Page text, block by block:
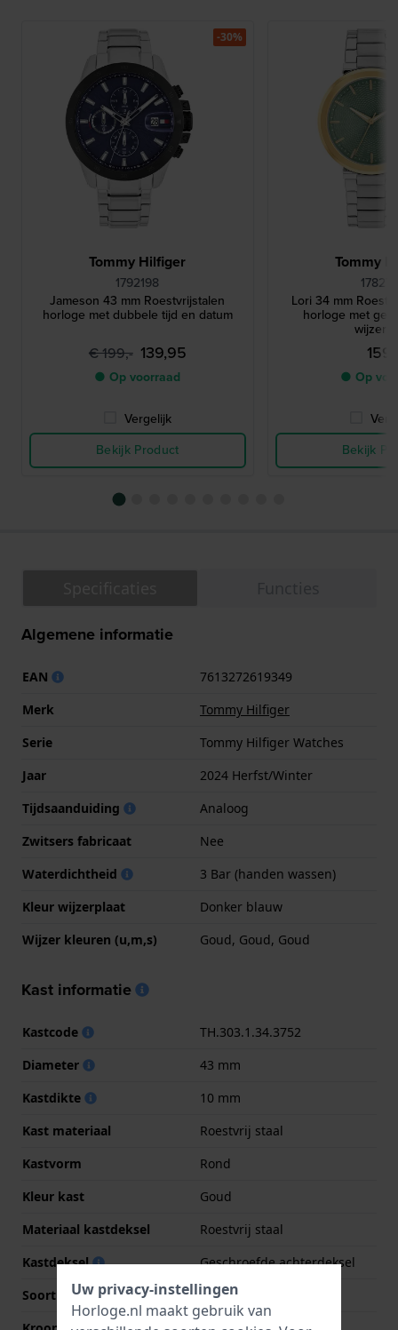
Tommy Hilfiger
1792198
Jameson 43 mm Roestvrijstalen
horloge met dubbele tijd en datum
€ 199,- 139,95
● Op voorraad
Vergelijk
Bekijk Product
-30%
Tommy
Lori 34 mm
horloge met
● Op
Bekijk
Algemene informatie
EAN
7613272619349
Merk
Tommy Hilfiger
Serie
Tommy Hilfiger Watches
Jaar
2024 Herfst/Winter
Tijdsaanduiding
Analoog
Zwitsers fabricaat
Nee
Waterdichtheid
3 Bar (handen wassen)
Kleur wijzerplaat
Donker blauw
Wijzer kleuren (u,m,s)
Goud, Goud, Goud
Kast informatie
Kastcode
TH.303.1.34.3752
Diameter
43 mm
Kastdikte
10 mm
Kast materiaal
Roestvrij staal
Kastvorm
Rond
Kleur kast
Goud
Materiaal kastdeksel
Roestvrij staal
Kastdeksel
Geschroefde achterdeksel
Soort glas
Mineraal
Uw privacy-instellingen
Horloge.nl maakt gebruik van